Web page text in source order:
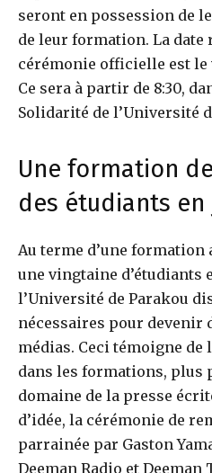
seront en possession de
de leur formation. La date
cérémonie officielle est le
Ce sera à partir de 8:30,
Solidarité de l’Université
Une formation
des étudiants
Au terme d’une formation
une vingtaine d’étudiants
l’Université de Parakou
nécessaires pour devenir
médias. Ceci témoigne
dans les formations, plus
domaine de la presse
d’idée, la cérémonie de
parrainée par Gaston
Deeman Radio et Deeman